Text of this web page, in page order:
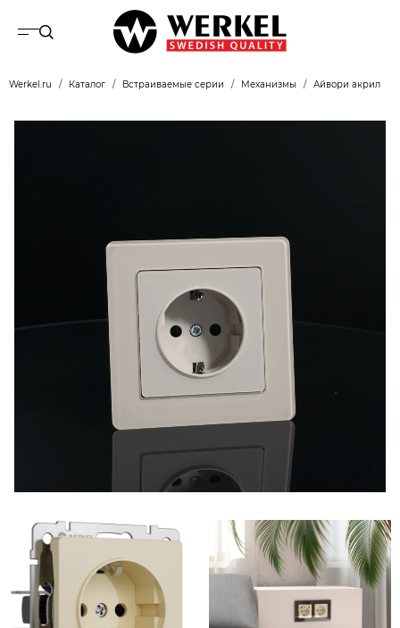
Werkel.ru Каталог Встраиваемые серии Механизмы Айвори акрил